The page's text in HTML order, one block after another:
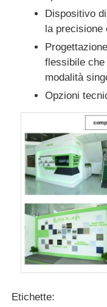
Dispositivo
la precisione
flessibile
modalità
Opzioni
Etichette: